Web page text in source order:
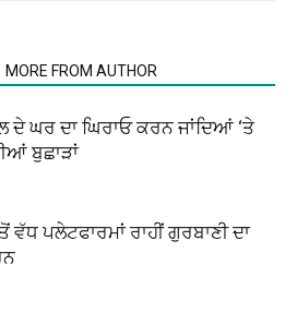
MORE FROM AUTHOR
ਦੇ ਘਰ ਦਾ ਘਿਰਾਓ ਕਰਨ ਜਾਂਦਿਆਂ ‘ਤੇ
ਬੁਛਾੜਾਂ
ਵੱਧ ਪਲੇਟਫਾਰਮਾਂ ਰਾਹੀਂ ਗੁਰਬਾਣੀ ਦਾ